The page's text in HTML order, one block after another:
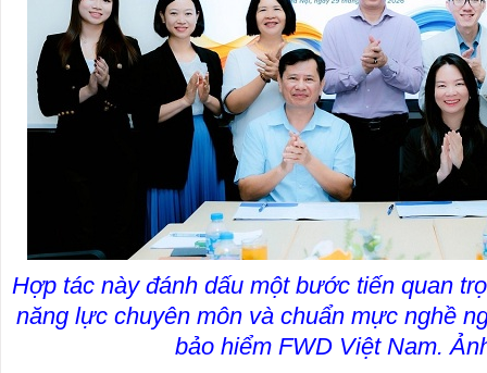
Hợp tác này đánh dấu một bước tiến quan
năng lực chuyên môn và chuẩn mực nghề
bảo hiểm FWD Việt Nam.